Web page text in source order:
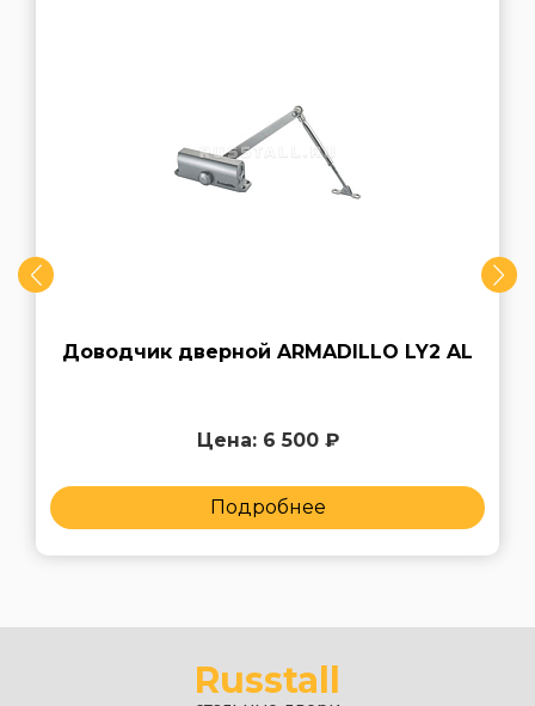
Доводчик дверной ARMADILLO LY2 AL
Цена: 6 500 ₽
Подробнее
Russtall